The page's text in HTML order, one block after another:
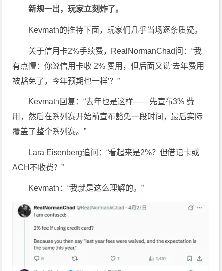
新规一出，玩家立刻炸了。
Kevmath的推特下面，玩家们几乎当场逐条质疑。
关于信用卡2%手续费，RealNormanChad问：“我
有点懵：你说信用卡收 2% 费用，但后面又说‘去年费用
被豁免了，今年预期也一样’？”
Kevmath回复：“去年也是这样——先宣布3% 费
用，然后在系列赛开始前宣布豁免一段时间，最后实际
覆盖了整个系列赛。”
Lara Eisenberg追问：“看起来是2%？但借记卡或
ACH不收费？”
Kevmath：“我就是这么理解的。”